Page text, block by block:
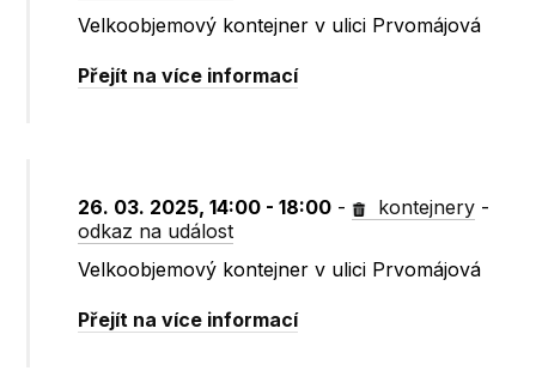
Velkoobjemový kontejner v ulici Prvomájová
Přejít na více informací
26. 03. 2025, 14:00 - 18:00 - kontejnery -
odkaz na událost
Velkoobjemový kontejner v ulici Prvomájová
Přejít na více informací